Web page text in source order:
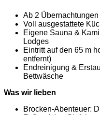
Ab 2
Voll ausgestattete
Eigene Sauna &
Lodges
Eintritt auf den 65 m
entfernt)
Endreinigung &
Bettwäsche
Was wir lieben
Brocken-Abenteuer: